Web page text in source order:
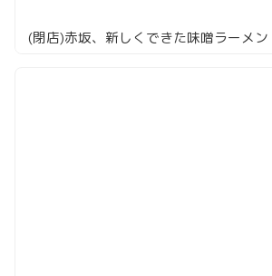
(閉店)赤坂、新しくできた味噌ラーメン